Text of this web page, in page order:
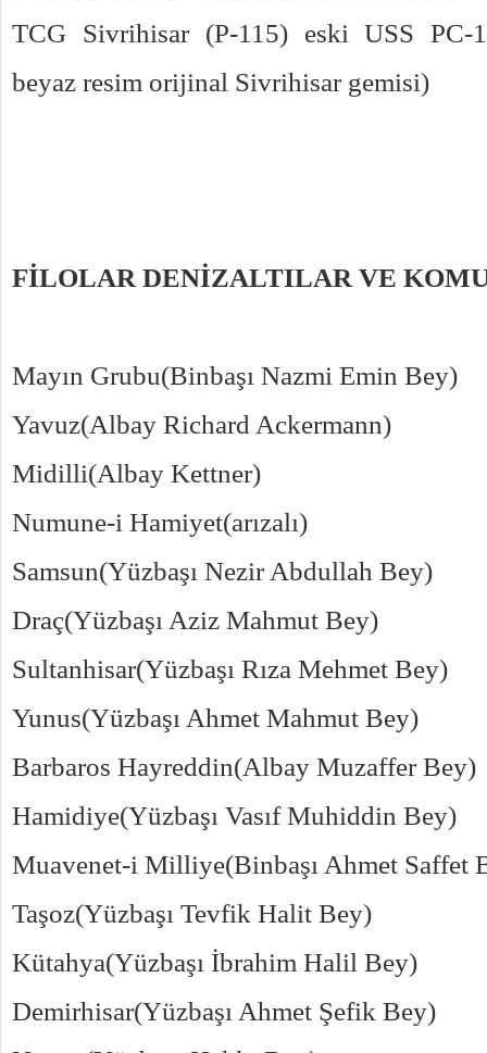
TCG Sivrihisar (P-115) eski USS PC-
beyaz resim orijinal Sivrihisar gemisi)
FİLOLAR DENİZALTILAR VE
Mayın Grubu(Binbaşı Nazmi Emin Bey)
Yavuz(Albay Richard Ackermann)
Midilli(Albay Kettner)
Numune-i Hamiyet(arızalı)
Samsun(Yüzbaşı Nezir Abdullah Bey)
Draç(Yüzbaşı Aziz Mahmut Bey)
Sultanhisar(Yüzbaşı Rıza Mehmet Bey)
Yunus(Yüzbaşı Ahmet Mahmut Bey)
Barbaros Hayreddin(Albay Muzaffer Bey)
Hamidiye(Yüzbaşı Vasıf Muhiddin Bey)
Muavenet-i Milliye(Binbaşı Ahmet Saffet
Taşoz(Yüzbaşı Tevfik Halit Bey)
Kütahya(Yüzbaşı İbrahim Halil Bey)
Demirhisar(Yüzbaşı Ahmet Şefik Bey)